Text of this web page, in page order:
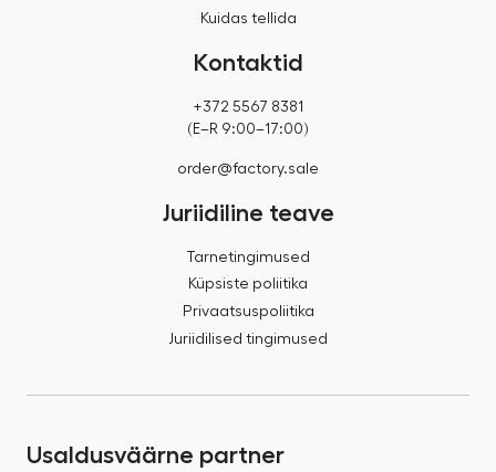
Kuidas tellida
Kontaktid
+372 5567 8381
(E–R 9:00–17:00)
order@factory.sale
Juriidiline teave
Tarnetingimused
Küpsiste poliitika
Privaatsuspoliitika
Juriidilised tingimused
Usaldusväärne partner